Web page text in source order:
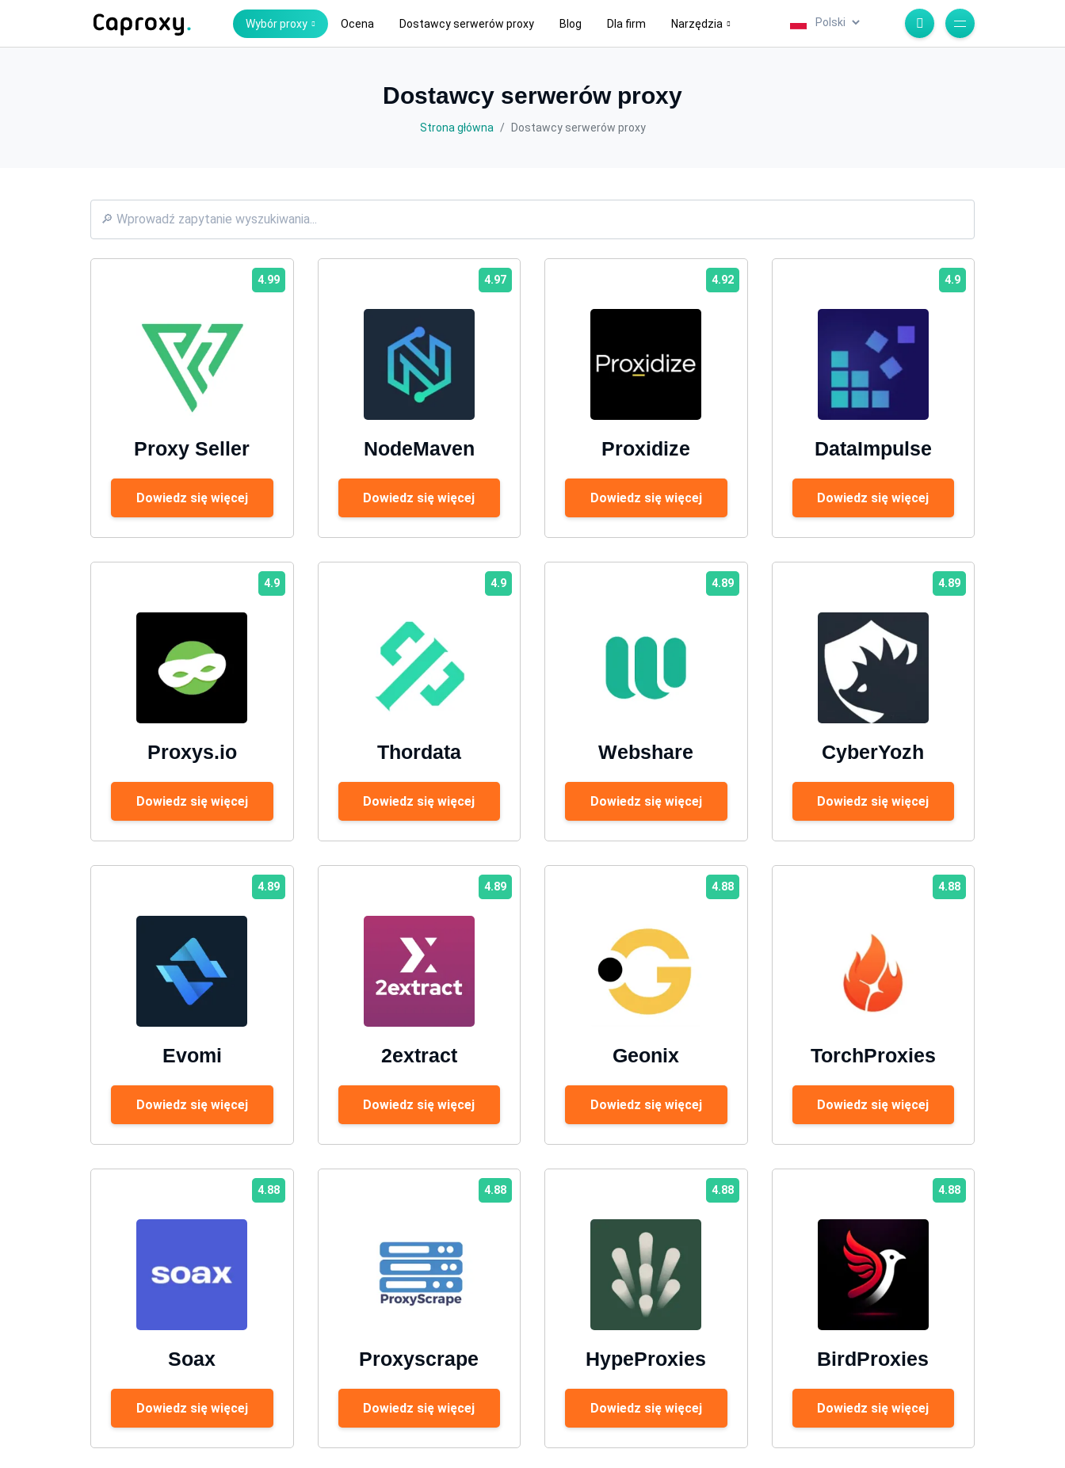
Wybór proxy Ocena Dostawcy serwerów proxy Blog Dla firm Narzędzia
Dostawcy serwerów proxy
Strona główna Dostawcy serwerów proxy
4.99
Proxy Seller
Dowiedz się więcej
4.97
NodeMaven
Dowiedz się więcej
4.92
Proxidize
Dowiedz się więcej
4.9
DataImpulse
Dowiedz się więcej
4.9
Proxys.io
Dowiedz się więcej
4.9
Thordata
Dowiedz się więcej
4.89
Webshare
Dowiedz się więcej
4.89
CyberYozh
Dowiedz się więcej
4.89
Evomi
Dowiedz się więcej
4.89
2extract
Dowiedz się więcej
4.88
Geonix
Dowiedz się więcej
4.88
TorchProxies
Dowiedz się więcej
4.88
Soax
Dowiedz się więcej
4.88
Proxyscrape
Dowiedz się więcej
4.88
HypeProxies
Dowiedz się więcej
4.88
BirdProxies
Dowiedz się więcej